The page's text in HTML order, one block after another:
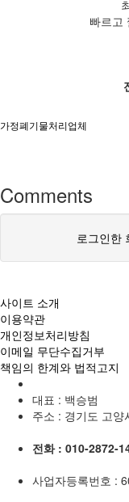
빠르고
가정폐기물처리업체
Comments
로그인한
사이트 소개
이용약관
개인정보처리방침
이메일 무단수집거부
책임의 한계와 법적고지
대표 : 백승범
주소 : 경기도 고
전화 : 010-2872-
사업자등록번호 :